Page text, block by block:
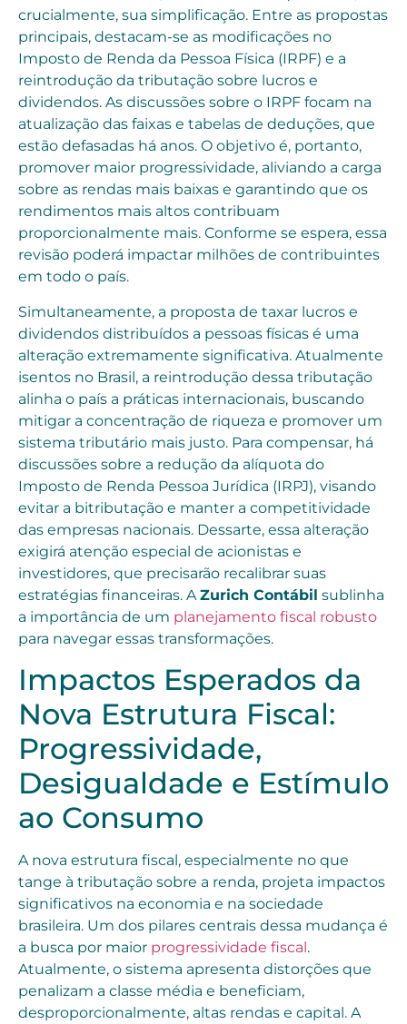
crucialmente, sua simplificação. Entre as propostas
principais, destacam-se as modificações no
Imposto de Renda da Pessoa Física (IRPF) e a
reintrodução da tributação sobre lucros e
dividendos. As discussões sobre o IRPF focam na
atualização das faixas e tabelas de deduções, que
estão defasadas há anos. O objetivo é, portanto,
promover maior progressividade, aliviando a carga
sobre as rendas mais baixas e garantindo que os
rendimentos mais altos contribuam
proporcionalmente mais. Conforme se espera, essa
revisão poderá impactar milhões de contribuintes
em todo o país.
Simultaneamente, a proposta de taxar lucros e
dividendos distribuídos a pessoas físicas é uma
alteração extremamente significativa. Atualmente
isentos no Brasil, a reintrodução dessa tributação
alinha o país a práticas internacionais, buscando
mitigar a concentração de riqueza e promover um
sistema tributário mais justo. Para compensar, há
discussões sobre a redução da alíquota do
Imposto de Renda Pessoa Jurídica (IRPJ), visando
evitar a bitributação e manter a competitividade
das empresas nacionais. Dessarte, essa alteração
exigirá atenção especial de acionistas e
investidores, que precisarão recalibrar suas
estratégias financeiras. A Zurich Contábil sublinha
a importância de um planejamento fiscal robusto
para navegar essas transformações.
Impactos Esperados da
Nova Estrutura Fiscal:
Progressividade,
Desigualdade e Estímulo
ao Consumo
A nova estrutura fiscal, especialmente no que
tange à tributação sobre a renda, projeta impactos
significativos na economia e na sociedade
brasileira. Um dos pilares centrais dessa mudança é
a busca por maior progressividade fiscal.
Atualmente, o sistema apresenta distorções que
penalizam a classe média e beneficiam,
desproporcionalmente, altas rendas e capital. A